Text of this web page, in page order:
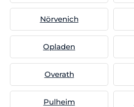
Nörvenich
Opladen
Overath
Pulheim